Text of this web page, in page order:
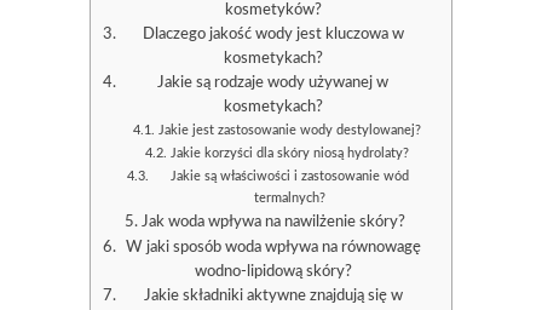
kosmetyków?
Dlaczego jakość wody jest kluczowa w
kosmetykach?
Jakie są rodzaje wody używanej w
kosmetykach?
Jakie jest zastosowanie wody destylowanej?
Jakie korzyści dla skóry niosą hydrolaty?
Jakie są właściwości i zastosowanie wód
termalnych?
Jak woda wpływa na nawilżenie skóry?
W jaki sposób woda wpływa na równowagę
wodno-lipidową skóry?
Jakie składniki aktywne znajdują się w